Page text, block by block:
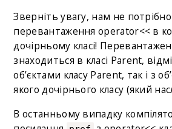
Зверніть увагу, нам не
перевантаження operator<< в
дочірньому класі!
знаходиться в класі Parent,
об’єктами класу Parent, так і з
якого дочірнього класу (який
В останньому випадку